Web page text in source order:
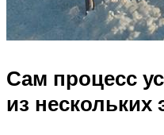
Сам процесс
из нескольких